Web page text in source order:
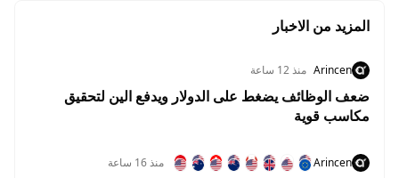
المزيد من الاخبار
Arincen منذ 12 ساعة
ضعف الوظائف يضغط على الدولار ويدفع الين لتحقيق
مكاسب قوية
Arincen منذ 16 ساعة